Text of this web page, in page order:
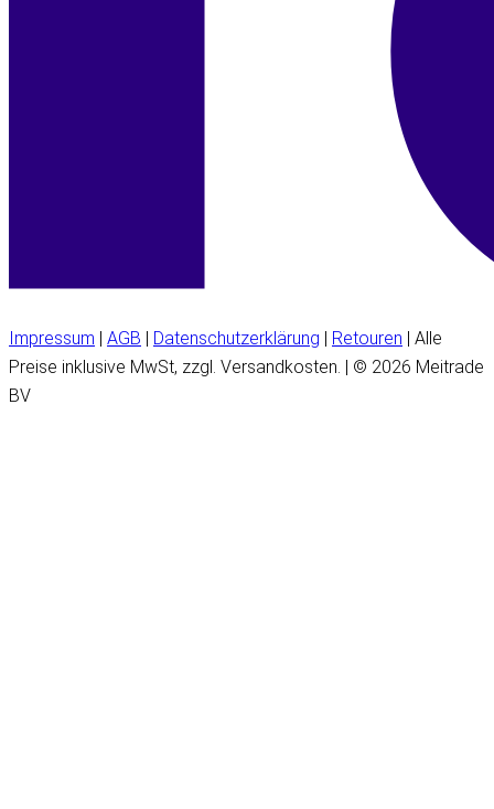
Impressum AGB Datenschutzerklärung Retouren | Alle
Preise inklusive MwSt, zzgl. Versandkosten. | © 2026 Meitrade
BV